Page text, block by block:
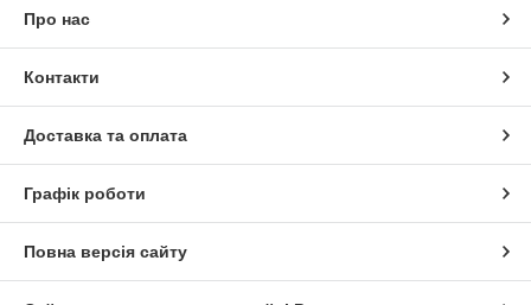
Про нас
Контакти
Доставка та оплата
Графік роботи
Повна версія сайту